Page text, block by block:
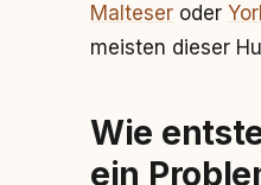
Malteser oder
meisten dieser
Wie
ein